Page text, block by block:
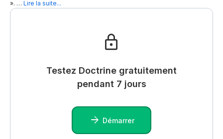
». … Lire la suite...
Testez Doctrine gratuitement
pendant 7 jours
Démarrer